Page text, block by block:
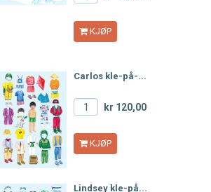
KJØP
Carlos kle-på-...
kr 120,00
KJØP
Lindsey kle-på...